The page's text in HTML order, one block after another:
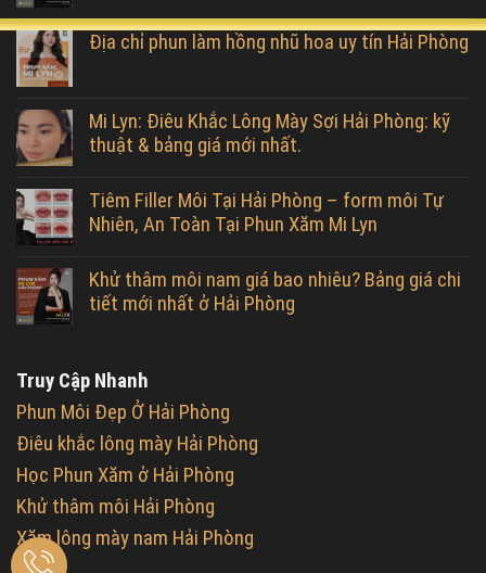
Địa chỉ phun làm hồng nhũ hoa uy tín Hải Phòng
Mi Lyn: Điêu Khắc Lông Mày Sợi Hải Phòng: kỹ
thuật & bảng giá mới nhất.
Tiêm Filler Môi Tại Hải Phòng – form môi Tự
Nhiên, An Toàn Tại Phun Xăm Mi Lyn
Khử thâm môi nam giá bao nhiêu? Bảng giá chi
tiết mới nhất ở Hải Phòng
Truy Cập Nhanh
Phun Môi Đẹp Ở Hải Phòng
Điêu khắc lông mày Hải Phòng
Học Phun Xăm ở Hải Phòng
Khử thâm môi Hải Phòng
Xăm lông mày nam Hải Phòng